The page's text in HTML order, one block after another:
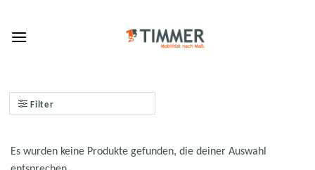
content
Filter
Es wurden keine Produkte gefunden, die deiner Auswahl